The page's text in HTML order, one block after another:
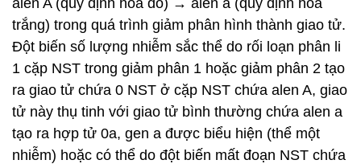
trắng) trong quá trình giảm phân hình thành giao tử.
Đột biến số lượng nhiễm sắc thể do rối loạn phân li
1 cặp NST trong giảm phân 1 hoặc giảm phân 2 tạo
ra giao tử chứa 0 NST ở cặp NST chứa alen A, giao
tử này thụ tinh với giao tử bình thường chứa alen a
tạo ra hợp tử 0a, gen a được biểu hiện (thể một
nhiễm) hoặc có thể do đột biến mất đoạn NST chứa